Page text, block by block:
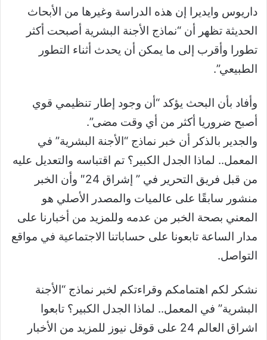
داريوس وايديرا إن هذه الدراسة وغيرها من الأبحاث
الحديثة تظهر أن “نماذج الأجنة البشرية أصبحت أكثر
تطورا وأقرب إلى ما يمكن أن يحدث أثناء التطور
الطبيعي”.
وأفاد بأن البحث يؤكد “أن وجود إطار تنظيمي قوي
أصبح ضروريا أكثر من أي وقت مضى”.
والجدير بالذكر أن خبر نماذج “الأجنة البشرية” في
المعمل.. لماذا الجدل الكبير؟ تم اقتباسه والتعديل عليه
من قبل فريق التحرير في ” إشراق 24″ وأن الخبر
منشور سابقًا على عالميات والمصدر الأصلي هو
المعني بصحة الخبر من عدمه وللمزيد من أخبارنا على
مدار الساعة تابعونا على حساباتنا الاجتماعية في مواقع
التواصل.
نشكر لكم اهتمامكم وقراءتكم لخبر نماذج “الأجنة
البشرية” في المعمل.. لماذا الجدل الكبير؟ تابعوا
اشراق العالم 24 على قوقل نيوز للمزيد من الأخبار